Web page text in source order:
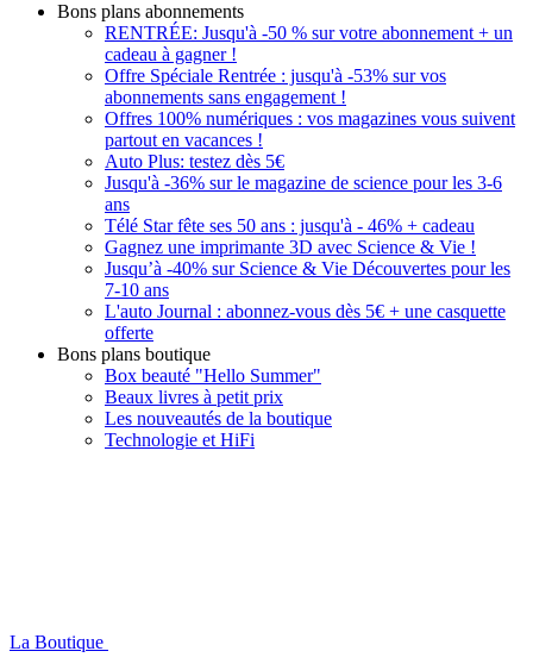
Bons plans abonnements
RENTRÉE: Jusqu'à -50 % sur votre abonnement + un
cadeau à gagner !
Offre Spéciale Rentrée : jusqu'à -53% sur vos
abonnements sans engagement !
Offres 100% numériques : vos magazines vous suivent
partout en vacances !
Auto Plus: testez dès 5€
Jusqu'à -36% sur le magazine de science pour les 3-6
ans
Télé Star fête ses 50 ans : jusqu'à - 46% + cadeau
Gagnez une imprimante 3D avec Science & Vie !
Jusqu’à -40% sur Science & Vie Découvertes pour les
7-10 ans
L'auto Journal : abonnez-vous dès 5€ + une casquette
offerte
Bons plans boutique
Box beauté "Hello Summer"
Beaux livres à petit prix
Les nouveautés de la boutique
Technologie et HiFi
La Boutique